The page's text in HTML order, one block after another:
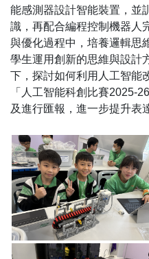
能感測器設計智能裝置，並
識，再配合編程控制機器人
與優化過程中，培養邏輯思
學生運用創新的思維與設計
下，探討如何利用人工智能
「人工智能科創比賽2025-
及進行匯報，進一步提升表